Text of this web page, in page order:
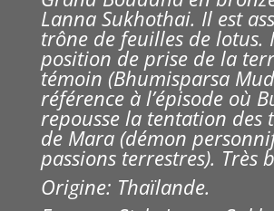
Lanna Sukhothai. Il est
trône de feuilles de lotus.
position de prise de la
témoin (Bhumisparsa
référence à l’épisode où
repousse la tentation des
de Mara (démon
passions terrestres). Très
Origine: Thaïlande.